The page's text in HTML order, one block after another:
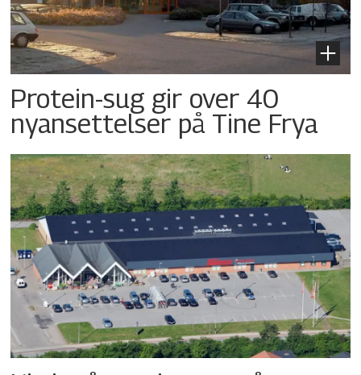
Protein-sug gir over 40
nyansettelser på Tine Frya